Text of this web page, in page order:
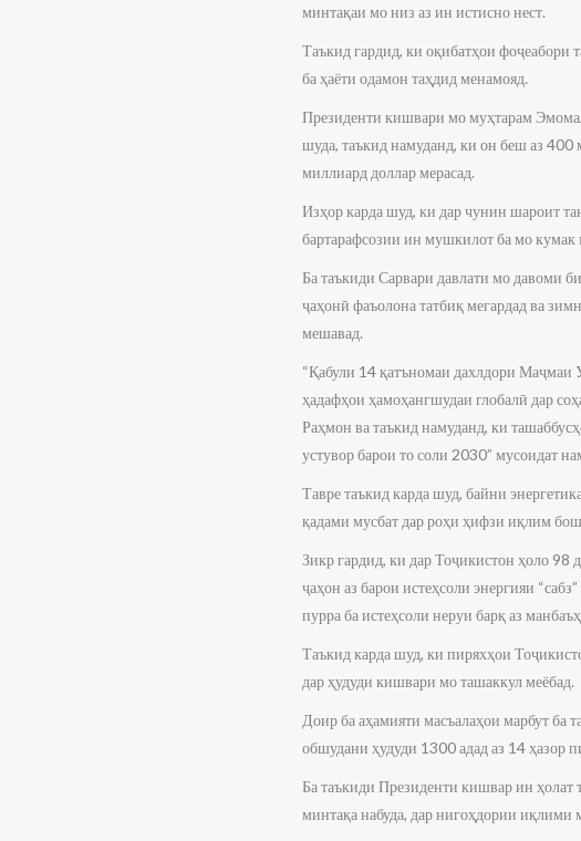
минтақаи мо низ аз ин истисно нест.
Таъкид гардид, ки оқибатҳои фоҷеабори
ба ҳаёти одамон таҳдид менамояд.
Президенти кишвари мо муҳтарам
шуда, таъкид намуданд, ки он беш аз 400
миллиард доллар мерасад.
Изҳор карда шуд, ки дар чунин шароит
бартарафсозии ин мушкилот ба мо кумак
Ба таъкиди Сарвари давлати мо давоми
ҷаҳонӣ фаъолона татбиқ мегардад ва
мешавад.
“Қабули 14 қатъномаи дахлдори
ҳадафҳои ҳамоҳангшудаи глобалӣ дар
Раҳмон ва таъкид намуданд, ки
устувор барои то соли 2030” мусоидат
Тавре таъкид карда шуд, байни
қадами мусбат дар роҳи ҳифзи иқлим
Зикр гардид, ки дар Тоҷикистон ҳоло 98
ҷаҳон аз барои истеҳсоли энергияи
пурра ба истеҳсоли неруи барқ аз
Таъкид карда шуд, ки пиряхҳои
дар ҳудуди кишвари мо ташаккул меёбад.
Доир ба аҳамияти масъалаҳои марбут ба
обшудани ҳудуди 1300 адад аз 14 ҳазор
Ба таъкиди Президенти кишвар ин
минтақа набуда, дар нигоҳдории